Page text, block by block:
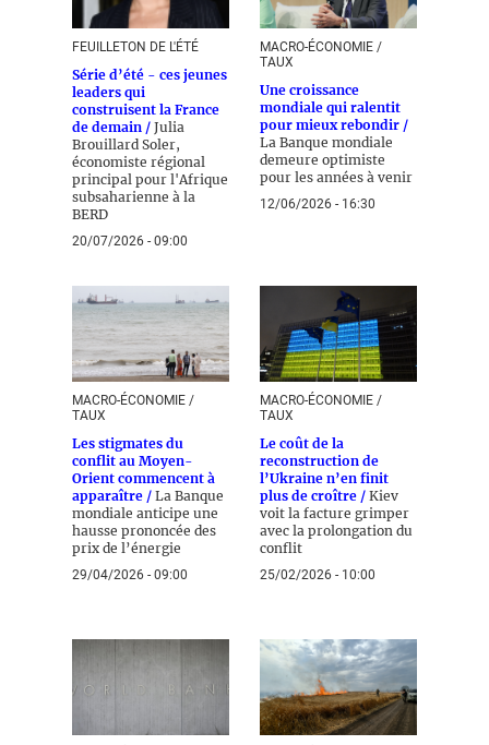
FEUILLETON DE L'ÉTÉ
Série d’été - ces jeunes
leaders qui
construisent la France
de demain / Julia
Brouillard Soler,
économiste régional
principal pour l'Afrique
subsaharienne à la
BERD
20/07/2026 - 09:00
MACRO-ÉCONOMIE /
TAUX
Une croissance
mondiale qui ralentit
pour mieux rebondir /
La Banque mondiale
demeure optimiste
pour les années à venir
12/06/2026 - 16:30
MACRO-ÉCONOMIE /
TAUX
Les stigmates du
conflit au Moyen-
Orient commencent à
apparaître / La Banque
mondiale anticipe une
hausse prononcée des
prix de l’énergie
29/04/2026 - 09:00
MACRO-ÉCONOMIE /
TAUX
Le coût de la
reconstruction de
l’Ukraine n’en finit
plus de croître / Kiev
voit la facture grimper
avec la prolongation du
conflit
25/02/2026 - 10:00